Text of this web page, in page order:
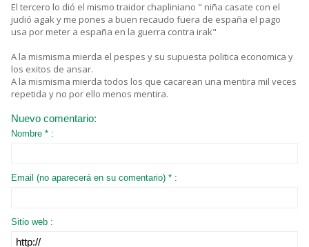
El tercero lo dió el mismo traidor chapliniano " niña casate con el
judió agak y me pones a buen recaudo fuera de españa el pago
usa por meter a españa en la guerra contra irak"
A la mismisma mierda el pespes y su supuesta politica economica y
los exitos de ansar.
A la mismisma mierda todos los que cacarean una mentira mil veces
repetida y no por ello menos mentira.
Nuevo comentario:
Nombre * :
Email (no aparecerá en su comentario) * :
Sitio web :